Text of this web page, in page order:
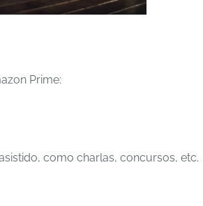
Prime:
como charlas, concursos, etc.